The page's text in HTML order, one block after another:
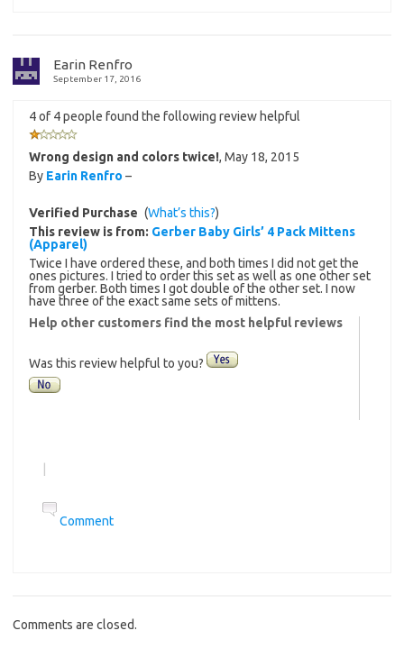
Earin Renfro
September 17, 2016
4 of 4 people found the following review helpful
Wrong design and colors twice!, May 18, 2015
By Earin Renfro –
Verified Purchase (What’s this?)
This review is from: Gerber Baby Girls’ 4 Pack Mittens
(Apparel)
Twice I have ordered these, and both times I did not get the
ones pictures. I tried to order this set as well as one other set
from gerber. Both times I got double of the other set. I now
have three of the exact same sets of mittens.
Help other customers find the most helpful reviews
Was this review helpful to you?
Comment
Comments are closed.